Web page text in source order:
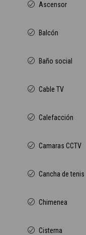
Ascensor
Balcón
Baño social
Cable TV
Calefacción
Camaras CCTV
Cancha de tenis
Chimenea
Cisterna